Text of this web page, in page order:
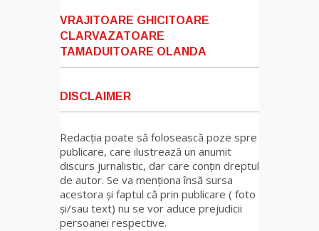
VRAJITOARE GHICITOARE
CLARVAZATOARE
TAMADUITOARE OLANDA
DISCLAIMER
Redacția poate să folosească poze spre
publicare, care ilustrează un anumit
discurs jurnalistic, dar care conțin dreptul
de autor. Se va menționa însă sursa
acestora și faptul că prin publicare ( foto
și/sau text) nu se vor aduce prejudicii
persoanei respective.